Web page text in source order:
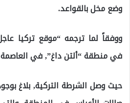
وضع مخل بالقواعد.
ووفقاً لما ترجمه “موقع تركيا
في منطقة “ألتن داغ”, في العاصمة
حيث وصل الشرطة التركية, بلاغ